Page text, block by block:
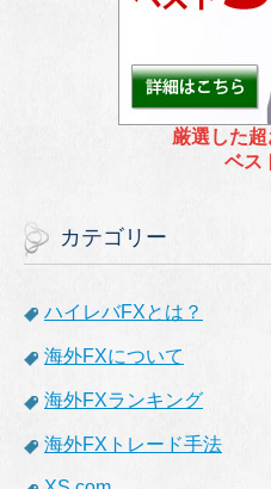
厳選した超
ベス
カテゴリー
ハイレバFXとは？
海外FXについて
海外FXランキング
海外FXトレード手法